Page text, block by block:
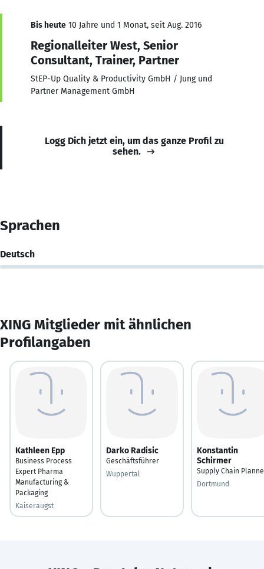
Bis heute 10 Jahre und 1 Monat, seit Aug. 2016
Regionalleiter West, Senior
Consultant, Trainer, Partner
StEP-Up Quality & Productivity GmbH / Jung und
Partner Management GmbH
Logg Dich jetzt ein, um das ganze Profil zu
sehen.
Sprachen
Deutsch
XING Mitglieder mit ähnlichen
Profilangaben
Kathleen Epp
Business Process
Expert Pharma
Manufacturing &
Packaging
Kaiseraugst
Darko Radisic
Geschäftsführer
Wuppertal
Konstantin
Schirmer
Supply Chain
Dortmund